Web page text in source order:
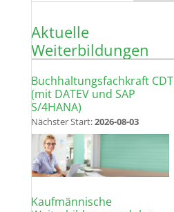
Aktuelle
Weiterbildungen
Buchhaltungsfachkraft CDT
(mit DATEV und SAP
S/4HANA)
Nächster Start:2026-08-03
Kaufmännische